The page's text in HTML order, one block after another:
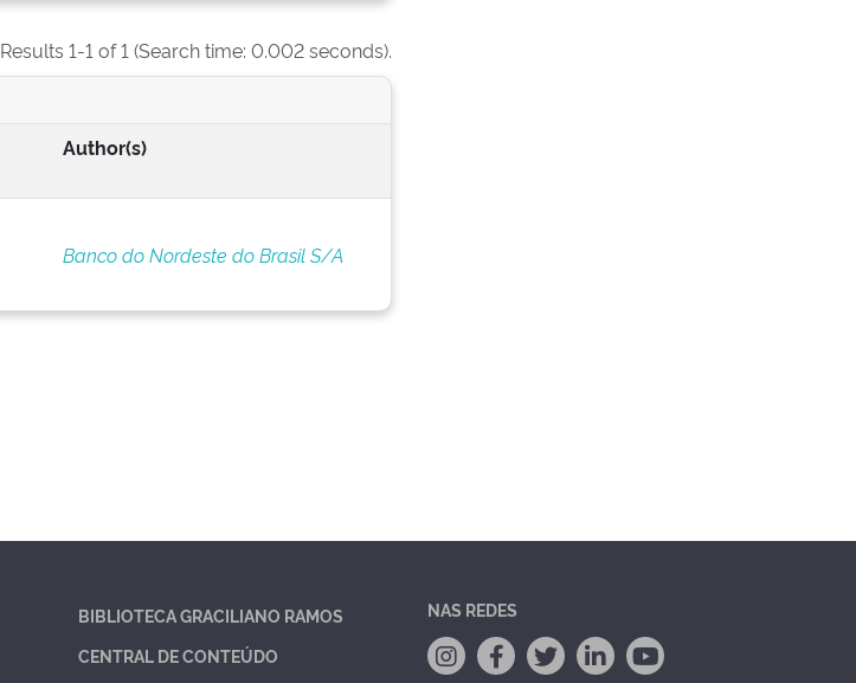
Results 1-1 of 1 (Search time: 0.002 seconds).
Author(s)
Banco do Nordeste do Brasil S/A
BIBLIOTECA GRACILIANO RAMOS
CENTRAL DE CONTEÚDO
NAS REDES